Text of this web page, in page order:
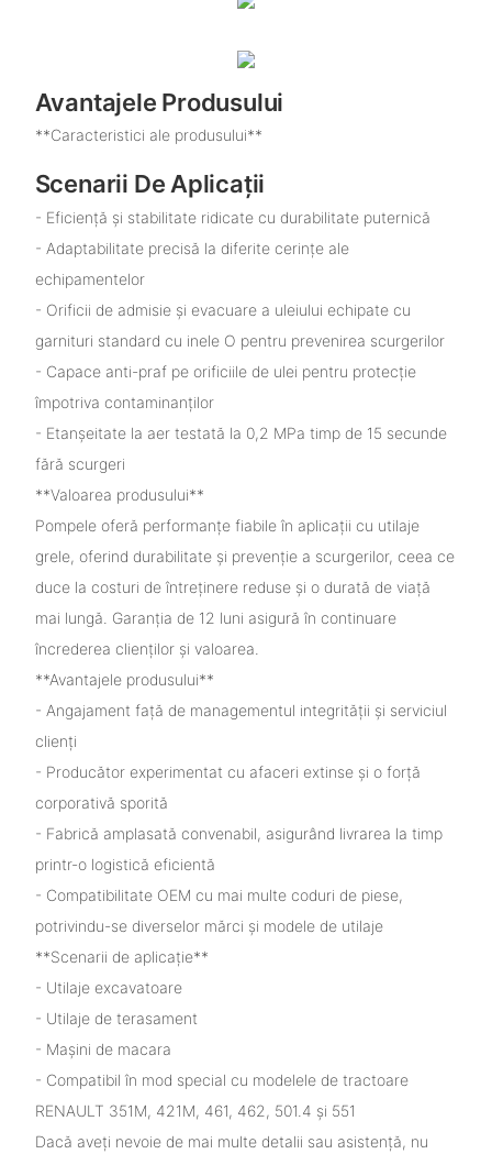
Avantajele Produsului
**Caracteristici ale produsului**
Scenarii De Aplicații
- Eficiență și stabilitate ridicate cu durabilitate puternică
- Adaptabilitate precisă la diferite cerințe ale
echipamentelor
- Orificii de admisie și evacuare a uleiului echipate cu
garnituri standard cu inele O pentru prevenirea scurgerilor
- Capace anti-praf pe orificiile de ulei pentru protecție
împotriva contaminanților
- Etanșeitate la aer testată la 0,2 MPa timp de 15 secunde
fără scurgeri
**Valoarea produsului**
Pompele oferă performanțe fiabile în aplicații cu utilaje
grele, oferind durabilitate și prevenție a scurgerilor, ceea ce
duce la costuri de întreținere reduse și o durată de viață
mai lungă. Garanția de 12 luni asigură în continuare
încrederea clienților și valoarea.
**Avantajele produsului**
- Angajament față de managementul integrității și serviciul
clienți
- Producător experimentat cu afaceri extinse și o forță
corporativă sporită
- Fabrică amplasată convenabil, asigurând livrarea la timp
printr-o logistică eficientă
- Compatibilitate OEM cu mai multe coduri de piese,
potrivindu-se diverselor mărci și modele de utilaje
**Scenarii de aplicație**
- Utilaje excavatoare
- Utilaje de terasament
- Mașini de macara
- Compatibil în mod special cu modelele de tractoare
RENAULT 351M, 421M, 461, 462, 501.4 și 551
Dacă aveți nevoie de mai multe detalii sau asistență, nu